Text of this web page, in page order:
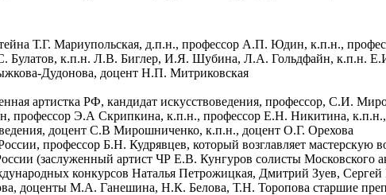
Т.Г. Мариупольская, д.п.н., профессор А.П. Юдин, к.п.н.,
к.п.н. Л.В. Биглер, И.Я. Шубина, Л.А. Гольдфайн, к.п.н.
Дудонова, доцент Н.П. Митриковская
артистка РФ, кандидат искусствоведения, профессор, С.И.
Э.А Скрипкина, к.п.н., профессор Е.Н. Никитина,
доцент С.В Мирошниченко, к.п.н., доцент О.Г. Орехова
профессор Б.Н. Кудрявцев, который возглавляет мастерскую
(заслуженный артист ЧР Е.В. Кунгуров солисты Московского
конкурсов Наталья Петрожицкая, Дмитрий Зуев,
доценты М.А. Ганешина, Н.К. Белова, Т.Н. Торопова старшие